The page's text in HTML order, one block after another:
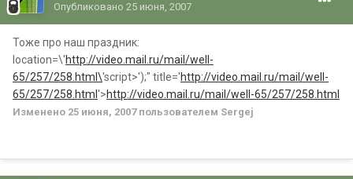
Опубликовано 25 июня, 2007
Тоже про наш праздник:
location=\'http://video.mail.ru/mail/well-
65/257/258.html\'script>');" title='http://video.mail.ru/mail/well-
65/257/258.html '>http://video.mail.ru/mail/well-65/257/258.html
Изменено 25 июня, 2007пользователем Sergej